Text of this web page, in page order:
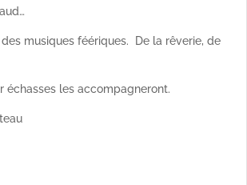
musiques féériques. De la rêverie, de
échasses les accompagneront.